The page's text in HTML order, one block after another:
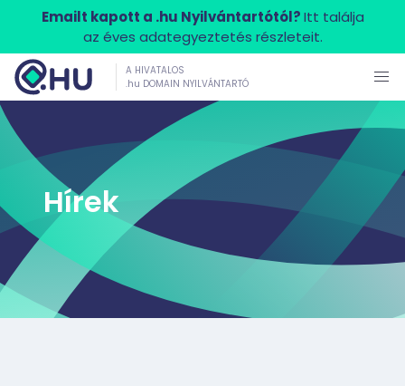
Emailt kapott a .hu Nyilvántartótól?Itt találja
az éves adategyeztetés részleteit.
A HIVATALOS
.hu DOMAIN NYILVÁNTARTÓ
Hírek